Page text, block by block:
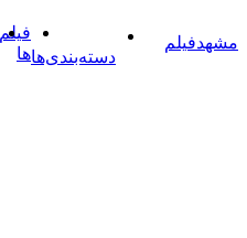
مشهدفیلم
دسته‌بندی‌ها
فیلم
ها